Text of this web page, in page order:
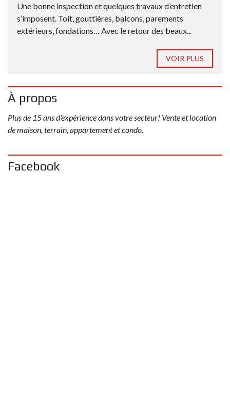
Une bonne inspection et quelques travaux d’entretien
s’imposent. Toit, gouttières, balcons, parements
extérieurs, fondations… Avec le retour des beaux...
VOIR PLUS
À propos
Plus de 15 ans d'expérience dans votre secteur! Vente et location
de maison, terrain, appartement et condo.
Facebook